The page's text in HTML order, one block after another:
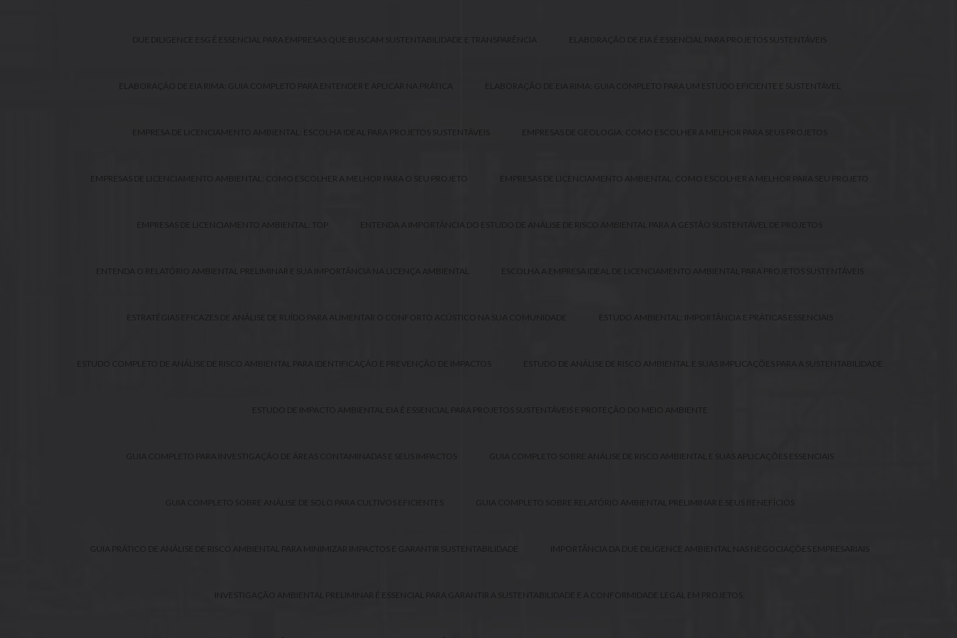
DUE DILIGENCE ESG É ESSENCIAL PARA EMPRESAS QUE BUSCAM SUSTENTABILIDADE E TRANSPARÊNCIA ELABORAÇÃO DE EIA É ESSENCIAL PARA PROJETOS SUSTENTÁVEIS
ELABORAÇÃO DE EIA RIMA: GUIA COMPLETO PARA ENTENDER E APLICAR NA PRÁTICA ELABORAÇÃO DE EIA RIMA: GUIA COMPLETO PARA UM ESTUDO EFICIENTE E SUSTENTÁVEL
EMPRESA DE LICENCIAMENTO AMBIENTAL: ESCOLHA IDEAL PARA PROJETOS SUSTENTÁVEIS EMPRESAS DE GEOLOGIA: COMO ESCOLHER A MELHOR PARA SEUS PROJETOS
EMPRESAS DE LICENCIAMENTO AMBIENTAL: COMO ESCOLHER A MELHOR PARA O SEU PROJETO EMPRESAS DE LICENCIAMENTO AMBIENTAL: COMO ESCOLHER A MELHOR PARA SEU PROJETO
EMPRESAS DE LICENCIAMENTO AMBIENTAL: TOP ENTENDA A IMPORTÂNCIA DO ESTUDO DE ANÁLISE DE RISCO AMBIENTAL PARA A GESTÃO SUSTENTÁVEL DE PROJETOS
ENTENDA O RELATÓRIO AMBIENTAL PRELIMINAR E SUA IMPORTÂNCIA NA LICENÇA AMBIENTAL ESCOLHA A EMPRESA IDEAL DE LICENCIAMENTO AMBIENTAL PARA PROJETOS SUSTENTÁVEIS
ESTRATÉGIAS EFICAZES DE ANÁLISE DE RUÍDO PARA AUMENTAR O CONFORTO ACÚSTICO NA SUA COMUNIDADE ESTUDO AMBIENTAL: IMPORTÂNCIA E PRÁTICAS ESSENCIAIS
ESTUDO COMPLETO DE ANÁLISE DE RISCO AMBIENTAL PARA IDENTIFICAÇÃO E PREVENÇÃO DE IMPACTOS ESTUDO DE ANÁLISE DE RISCO AMBIENTAL E SUAS IMPLICAÇÕES PARA A SUSTENTABILIDADE
ESTUDO DE IMPACTO AMBIENTAL EIA É ESSENCIAL PARA PROJETOS SUSTENTÁVEIS E PROTEÇÃO DO MEIO AMBIENTE
GUIA COMPLETO PARA INVESTIGAÇÃO DE ÁREAS CONTAMINADAS E SEUS IMPACTOS GUIA COMPLETO SOBRE ANÁLISE DE RISCO AMBIENTAL E SUAS APLICAÇÕES ESSENCIAIS
GUIA COMPLETO SOBRE ANÁLISE DE SOLO PARA CULTIVOS EFICIENTES GUIA COMPLETO SOBRE RELATÓRIO AMBIENTAL PRELIMINAR E SEUS BENEFÍCIOS
GUIA PRÁTICO DE ANÁLISE DE RISCO AMBIENTAL PARA MINIMIZAR IMPACTOS E GARANTIR SUSTENTABILIDADE IMPORTÂNCIA DA DUE DILIGENCE AMBIENTAL NAS NEGOCIAÇÕES EMPRESARIAIS
INVESTIGAÇÃO AMBIENTAL PRELIMINAR É ESSENCIAL PARA GARANTIR A SUSTENTABILIDADE E A CONFORMIDADE LEGAL EM PROJETOS.